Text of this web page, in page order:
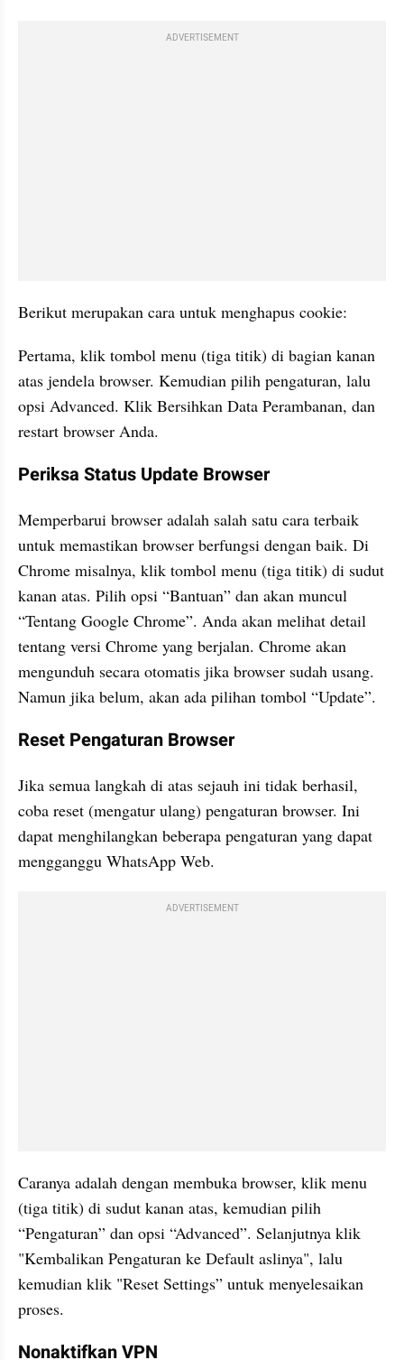
ADVERTISEMENT
Berikut merupakan cara untuk menghapus cookie:
Pertama, klik tombol menu (tiga titik) di bagian kanan
atas jendela browser. Kemudian pilih pengaturan, lalu
opsi Advanced. Klik Bersihkan Data Perambanan, dan
restart browser Anda.
Periksa Status Update Browser
Memperbarui browser adalah salah satu cara terbaik
untuk memastikan browser berfungsi dengan baik. Di
Chrome misalnya, klik tombol menu (tiga titik) di sudut
kanan atas. Pilih opsi “Bantuan” dan akan muncul
“Tentang Google Chrome”. Anda akan melihat detail
tentang versi Chrome yang berjalan. Chrome akan
mengunduh secara otomatis jika browser sudah usang.
Namun jika belum, akan ada pilihan tombol “Update”.
Reset Pengaturan Browser
Jika semua langkah di atas sejauh ini tidak berhasil,
coba reset (mengatur ulang) pengaturan browser. Ini
dapat menghilangkan beberapa pengaturan yang dapat
mengganggu WhatsApp Web.
ADVERTISEMENT
Caranya adalah dengan membuka browser, klik menu
(tiga titik) di sudut kanan atas, kemudian pilih
“Pengaturan” dan opsi “Advanced”. Selanjutnya klik
"Kembalikan Pengaturan ke Default aslinya", lalu
kemudian klik "Reset Settings” untuk menyelesaikan
proses.
Nonaktifkan VPN